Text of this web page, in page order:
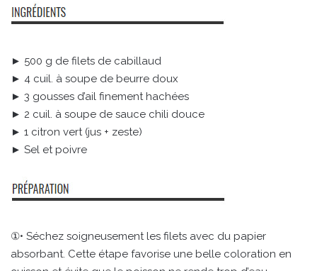
► 500 g de filets de cabillaud
► 4 cuil. à soupe de beurre doux
► 3 gousses d’ail finement hachées
► 2 cuil. à soupe de sauce chili douce
► 1 citron vert (jus + zeste)
► Sel et poivre
①• Séchez soigneusement les filets avec du papier
absorbant. Cette étape favorise une belle coloration en